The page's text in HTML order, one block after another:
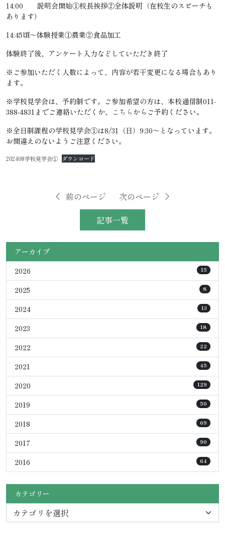
14:00 説明会開始①校長挨拶②全体説明（在校生のスピーチも
あります）
14:45頃～体験授業①農業②食品加工
体験終了後、アンケート入力などしていただき終了
※ご参加いただく人数によって、内容が若干変更になる場合もあり
ます。
※学校見学会は、予約制です。ご参加希望の方は、本校通信制011-
388-4831までご連絡いただくか、
こちら からご予約ください。
※全日制課程の学校見学会①は8/31（日）9:30～となっています。
お間違えのないようご注意ください。
202408学校見学会① ダウンロード
前のページ
記事一覧
次のページ
アーカイブ
2026
15
2025 8
2024 13
2023 18
2022 22
2021 45
2020 129
2019 50
2018 69
2017 90
2016 64
カテゴリー